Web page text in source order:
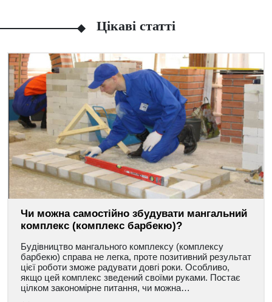
Цікаві статті
Чи можна самостійно збудувати мангальний
комплекс (комплекс барбекю)?
Будівництво мангального комплексу (комплексу
барбекю) справа не легка, проте позитивний результат
цієї роботи зможе радувати довгі роки. Особливо,
якщо цей комплекс зведений своїми руками. Постає
цілком закономірне питання, чи можна…